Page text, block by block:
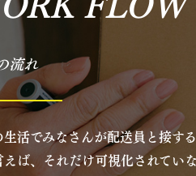
流れ
生活でみなさんが配送員と接す
えば、それだけ可視化されてい